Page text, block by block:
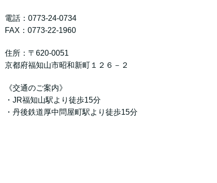
電話：0773-24-0734
FAX：0773-22-1960
住所：〒620-0051
京都府福知山市昭和新町１２６－２
《交通のご案内》
・JR福知山駅より徒歩15分
・丹後鉄道厚中問屋町駅より徒歩15分